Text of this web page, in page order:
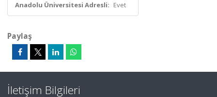
Anadolu Üniversitesi Adresli: Evet
Paylaş
İletişim Bilgileri